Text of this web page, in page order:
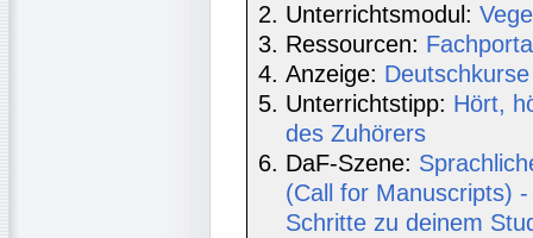
Unterrichtsmodul:
Ressourcen:
Anzeige:
Unterrichtstipp: Hört,
des Zuhörers
DaF-Szene:
(Call for Manuscripts)
Schritte zu deinem